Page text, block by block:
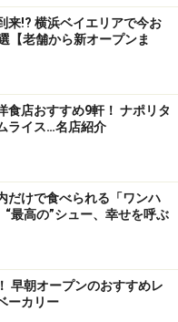
来!? 横浜ベイエリアで今お
【老舗から新オープンま
食店おすすめ9軒！ ナポリタ
ライス…名店紹介
だけで食べられる「ワンハ
最高の”シュー、幸せを呼ぶ
早朝オープンのおすすめレ
ーカリー